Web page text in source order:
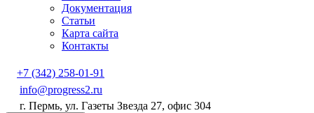
Документация
Статьи
Карта сайта
Контакты
+7 (342) 258-01-91
info@progress2.ru
г. Пермь, ул. Газеты Звезда 27, офис 304